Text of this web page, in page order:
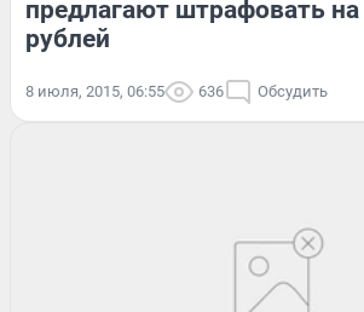
предлагают штрафовать
рублей
8 июля, 2015, 06:55 636 Обсудить